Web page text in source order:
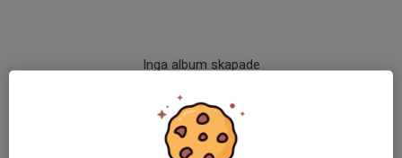
Inga album skapade